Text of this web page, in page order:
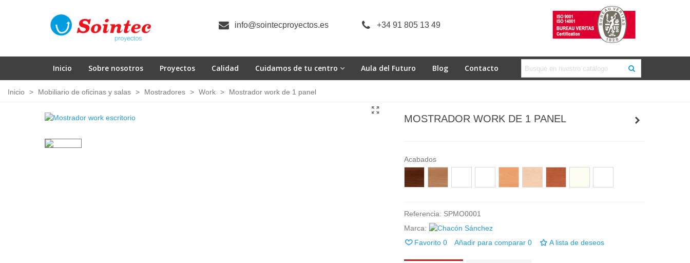
info@sointecproyectos.es +34 91 805 13 49
Inicio Sobre nosotros Proyectos Calidad Cuidamos de tu centro Aula del Futuro Blog Contacto
Inicio > Mobiliario de oficinas y salas > Mostradores > Work > Mostrador work de 1 panel
MOSTRADOR WORK DE 1 PANEL
Acabados
Acacia
suave
Referencia: SPMO0001
Marca:
Favorito 0 Añadir para comparar 0 A lista de deseos